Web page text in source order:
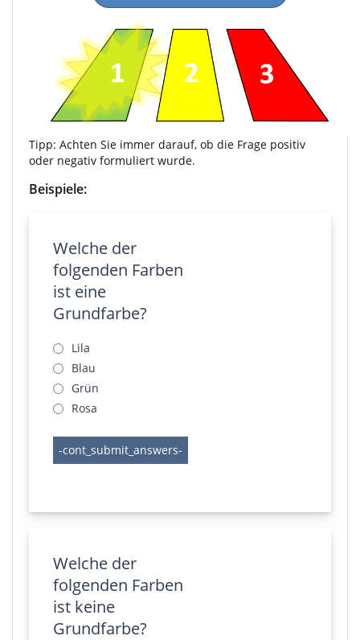
Tipp: Achten Sie immer darauf, ob die Frage positiv
oder negativ formuliert wurde.
Beispiele:
Welche der
folgenden Farben
ist eine
Grundfarbe?
Lila
Blau
Grün
Rosa
Welche der
folgenden Farben
ist keine
Grundfarbe?